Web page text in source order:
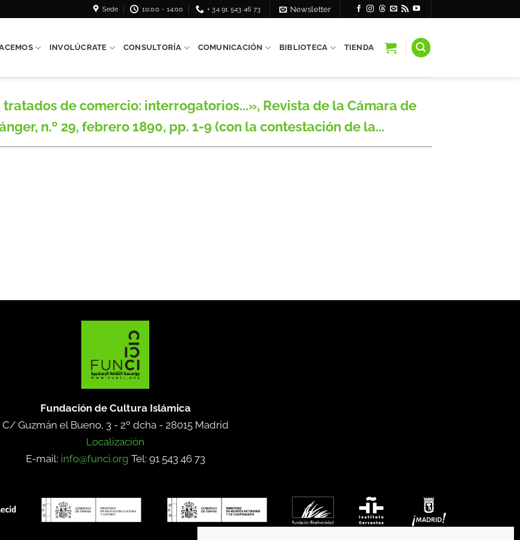
Sede 10:00 - 14:00 + 34 91 543 46 73 Newsletter
INVOLÚCRATE CONSULTORÍA COMUNICACIÓN BIBLIOTECA TIENDA
tratados de comercio: interrogatorios...», Revista de la Cámara de
n.º 29, febrero 1890, pp. 1-9 (con la contestación de la...
Fundación de Cultura Islámica
C/ Guzmán el Bueno, 3 - 2º dcha - 28015 Madrid
Localización
E-mail: info@funci.org Tel: 91 543 46 73